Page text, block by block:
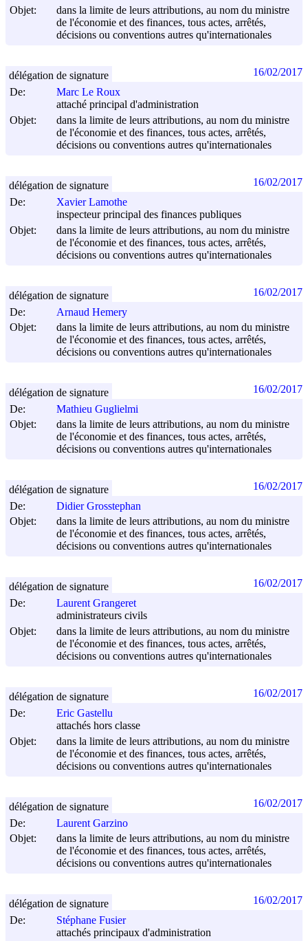
Objet:
dans la limite de leurs attributions, au nom du ministre
de l'économie et des finances, tous actes, arrêtés,
décisions ou conventions autres qu'internationales
De:
Marc Le Roux
attaché principal d'administration
Objet:
dans la limite de leurs attributions, au nom du ministre
de l'économie et des finances, tous actes, arrêtés,
décisions ou conventions autres qu'internationales
délégation de signature 16/02/2017
De:
Xavier Lamothe
inspecteur principal des finances publiques
Objet:
dans la limite de leurs attributions, au nom du ministre
de l'économie et des finances, tous actes, arrêtés,
décisions ou conventions autres qu'internationales
délégation de signature 16/02/2017
De:
Arnaud Hemery
Objet:
dans la limite de leurs attributions, au nom du ministre
de l'économie et des finances, tous actes, arrêtés,
décisions ou conventions autres qu'internationales
délégation de signature 16/02/2017
De:
Mathieu Guglielmi
Objet:
dans la limite de leurs attributions, au nom du ministre
de l'économie et des finances, tous actes, arrêtés,
décisions ou conventions autres qu'internationales
délégation de signature 16/02/2017
De:
Didier Grosstephan
Objet:
dans la limite de leurs attributions, au nom du ministre
de l'économie et des finances, tous actes, arrêtés,
décisions ou conventions autres qu'internationales
délégation de signature 16/02/2017
De:
Laurent Grangeret
administrateurs civils
Objet:
dans la limite de leurs attributions, au nom du ministre
de l'économie et des finances, tous actes, arrêtés,
décisions ou conventions autres qu'internationales
délégation de signature 16/02/2017
De:
Eric Gastellu
attachés hors classe
Objet:
dans la limite de leurs attributions, au nom du ministre
de l'économie et des finances, tous actes, arrêtés,
décisions ou conventions autres qu'internationales
délégation de signature 16/02/2017
De:
Laurent Garzino
Objet:
dans la limite de leurs attributions, au nom du ministre
de l'économie et des finances, tous actes, arrêtés,
décisions ou conventions autres qu'internationales
délégation de signature 16/02/2017
De:
Stéphane Fusier
attachés principaux d'administration
délégation de signature 16/02/2017